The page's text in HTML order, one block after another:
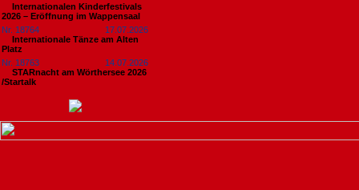
Internationalen Kinderfestivals
2026 – Eröffnung im Wappensaal
Nr. 18764
17.07.2026
Internationale Tänze am Alten
Platz
Nr. 18763
14.07.2026
STARnacht am Wörthersee 2026
/Startalk